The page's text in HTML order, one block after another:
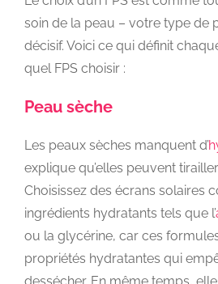
soin de la peau – votre type de
décisif. Voici ce qui définit
quel FPS choisir :
Peau sèche
Les peaux sèches manquent d’
explique qu’elles peuvent
Choisissez des écrans solaires
ingrédients hydratants tels que l’
ou la glycérine, car ces
propriétés hydratantes qui
dessécher. En même temps,